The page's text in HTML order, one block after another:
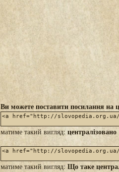
Ви можете поставити посилання на
матиме такий вигляд: централізовано
матиме такий вигляд:Що таке